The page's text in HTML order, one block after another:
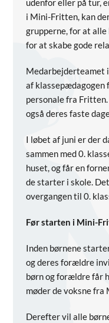
udenfor eller på tur,
i Mini-Fritten, kan
grupperne, for at
for at skabe gode
Medarbejderteamet
af klassepædagogen
personale fra
også deres faste
I løbet af juni er der
sammen med 0.
huset, og får en
de starter i skole.
overgangen til 0.
Før starten i Mini-
Inden børnene
og deres forældre
børn og forældre får
møder de voksne
Derefter vil alle